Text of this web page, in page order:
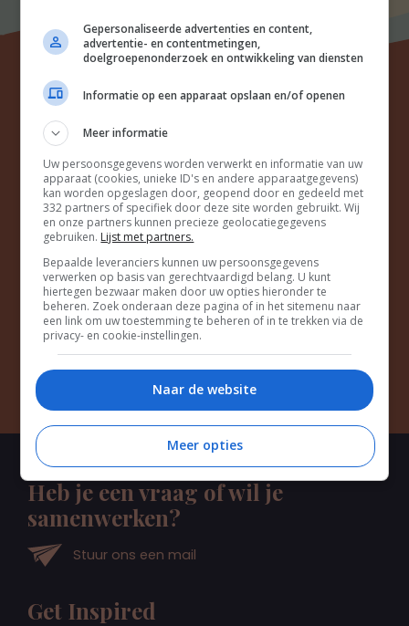
Join the club for endless
inspiration & freebies
Schrijf je in!
Heb je een vraag of wil je
samenwerken?
Stuur ons een mail
Get Inspired
Gepersonaliseerde advertenties en content,
advertentie- en contentmetingen,
doelgroepenonderzoek en ontwikkeling van diensten
Informatie op een apparaat opslaan en/of openen
Meer informatie
Uw persoonsgegevens worden verwerkt en informatie van uw
apparaat (cookies, unieke ID's en andere apparaatgegevens)
kan worden opgeslagen door, geopend door en gedeeld met
332 partners of specifiek door deze site worden gebruikt. Wij
en onze partners kunnen precieze geolocatiegegevens
gebruiken. Lijst met partners.
Bepaalde leveranciers kunnen uw persoonsgegevens
verwerken op basis van gerechtvaardigd belang. U kunt
hiertegen bezwaar maken door uw opties hieronder te
beheren. Zoek onderaan deze pagina of in het sitemenu naar
een link om uw toestemming te beheren of in te trekken via de
privacy- en cookie-instellingen.
Naar de website
Meer opties